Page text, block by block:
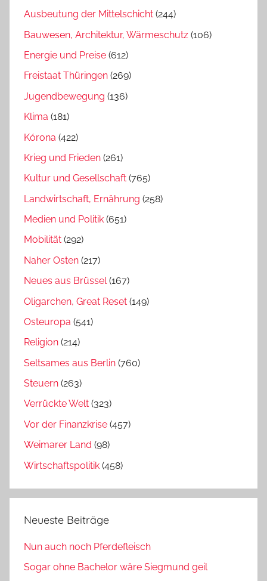
Ausbeutung der Mittelschicht (244)
Bauwesen, Architektur, Wärmeschutz (106)
Energie und Preise (612)
Freistaat Thüringen (269)
Jugendbewegung (136)
Klima (181)
Kórona (422)
Krieg und Frieden (261)
Kultur und Gesellschaft (765)
Landwirtschaft, Ernährung (258)
Medien und Politik (651)
Mobilität (292)
Naher Osten (217)
Neues aus Brüssel(167)
Oligarchen, Great Reset (149)
Osteuropa (541)
Religion (214)
Seltsames aus Berlin (760)
Steuern (263)
Verrückte Welt (323)
Vor der Finanzkrise (457)
Weimarer Land (98)
Wirtschaftspolitik (458)
Neueste Beiträge
Nun auch noch Pferdefleisch
Sogar ohne Bachelor wäre Siegmund geil